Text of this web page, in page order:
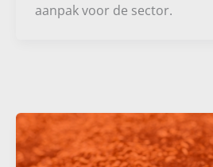
aanpak voor de sector.